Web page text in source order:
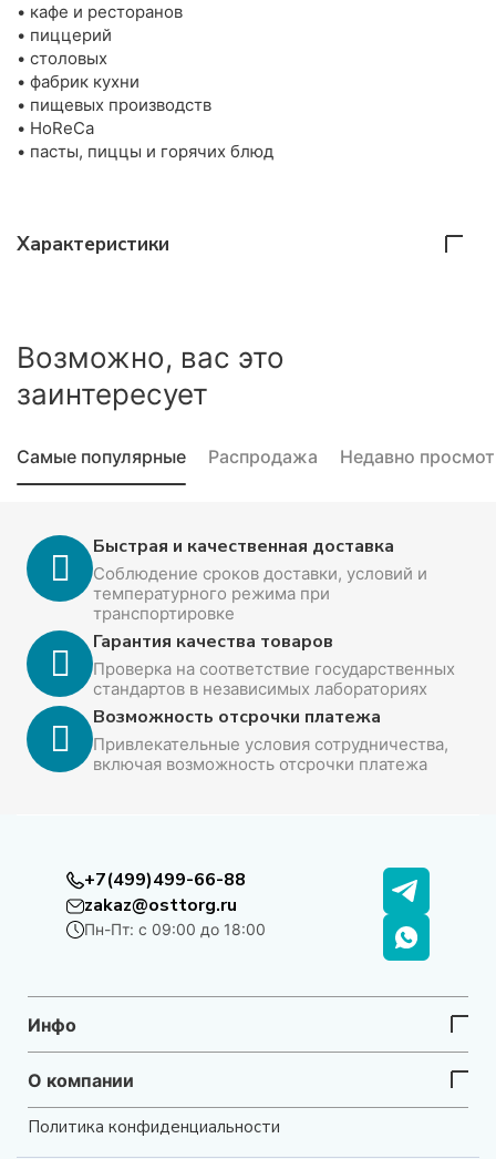
• кафе и ресторанов
• пиццерий
• столовых
• фабрик кухни
• пищевых производств
• HoReCa
• пасты, пиццы и горячих блюд
Характеристики
Возможно, вас это
заинтересует
Самые популярные Распродажа Недавно
Быстрая и качественная доставка
Соблюдение сроков доставки, условий и
температурного режима при
транспортировке
Гарантия качества товаров
Проверка на соответствие государственных
стандартов в независимых лабораториях
Возможность отсрочки платежа
Привлекательные условия сотрудничества,
включая возможность отсрочки платежа
+7(499)499-66-88
zakaz@osttorg.ru
Пн-Пт: с 09:00 до 18:00
Инфо
О компании
Политика конфиденциальности